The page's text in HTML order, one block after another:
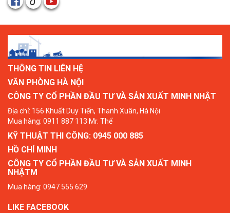
THÔNG TIN LIÊN HỆ
VĂN PHÒNG HÀ NỘI
CÔNG TY CỔ PHẦN ĐẦU TƯ VÀ SẢN XUẤT MINH NHẬT
Địa chỉ: 156 Khuất Duy Tiến, Thanh Xuân, Hà Nội
Mua hàng: 0911 887 113 Mr. Thể
KỸ THUẬT THI CÔNG: 0945 000 885
HỒ CHÍ MINH
CÔNG TY CỔ PHẦN ĐẦU TƯ VÀ SẢN XUẤT MINH
NHẬTM
Mua hàng: 0947 555 629
LIKE FACEBOOK